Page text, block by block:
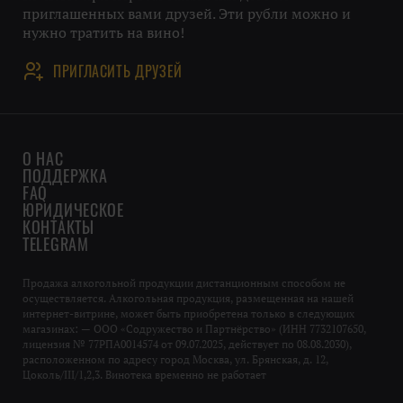
приглашенных вами друзей. Эти рубли можно и
нужно тратить на вино!
ПРИГЛАСИТЬ ДРУЗЕЙ
О НАС
ПОДДЕРЖКА
FAQ
ЮРИДИЧЕСКОЕ
КОНТАКТЫ
TELEGRAM
Продажа алкогольной продукции дистанционным способом не
осуществляется. Алкогольная продукция, размещенная на нашей
интернет-витрине, может быть приобретена только в следующих
магазинах: — ООО «Содружество и Партнёрство» (ИНН 7732107650,
лицензия № 77РПА0014574 от 09.07.2025, действует по 08.08.2030),
расположенном по адресу город Москва, ул. Брянская, д. 12,
Цоколь/III/1,2,3. Винотека временно не работает